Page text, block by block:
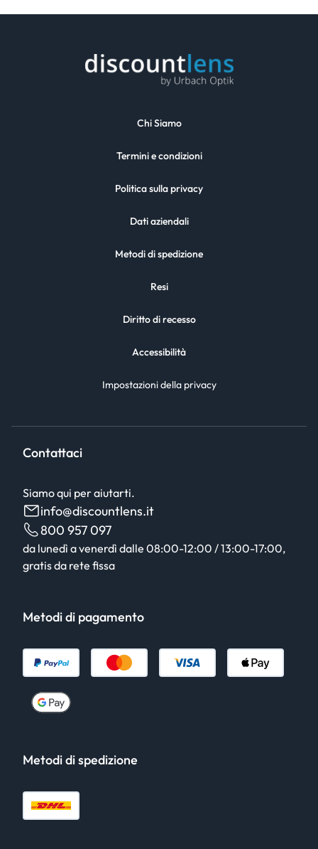
Chi Siamo
Termini e condizioni
Politica sulla privacy
Dati aziendali
Metodi di spedizione
Resi
Diritto di recesso
Accessibilità
Impostazioni della privacy
Contattaci
Siamo qui per aiutarti.
info@discountlens.it
800 957 097
da lunedì a venerdì dalle 08:00-12:00 / 13:00-17:00,
gratis da rete fissa
Metodi di pagamento
Metodi di spedizione